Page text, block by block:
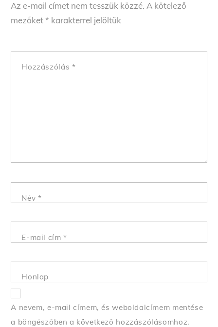
Az e-mail címet nem tesszük közzé. A kötelező
mezőket* karakterrel jelöltük
Hozzászólás *
Név *
E-mail cím*
Honlap
A nevem, e-mail címem, és weboldalcímem mentése
a böngészőben a következő hozzászólásomhoz.